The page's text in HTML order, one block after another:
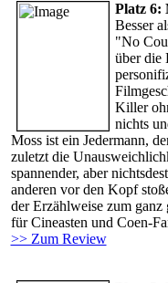
Platz 6:
Besser
"No
über die
Killer
nichts
Moss ist ein Jedermann,
zuletzt die
spannender, aber
anderen vor den Kopf
der Erzählweise zum
für Cineasten und Coen-
>> Zum Review